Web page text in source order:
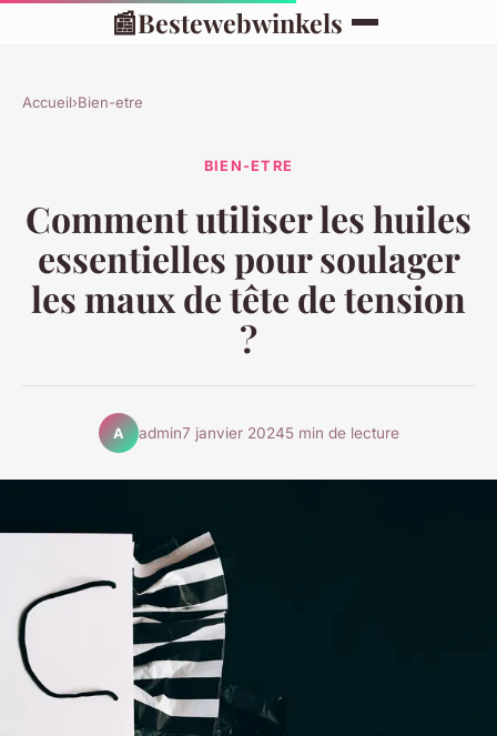
📰Bestewebwinkels
Accueil›Bien-etre
BIEN-ETRE
Comment utiliser les huiles
essentielles pour soulager
les maux de tête de tension
?
A admin7 janvier 20245 min de lecture